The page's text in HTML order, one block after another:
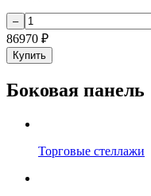
86970 ₽
Купить
Боковая панель
Торговые стеллажи